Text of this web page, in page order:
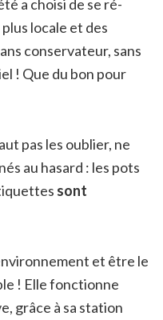
a choisi de se ré-
locale et des
conservateur, sans
! Que du bon pour
pas les oublier, ne
au hasard : les pots
sont
et être le
! Elle fonctionne
grâce à sa station